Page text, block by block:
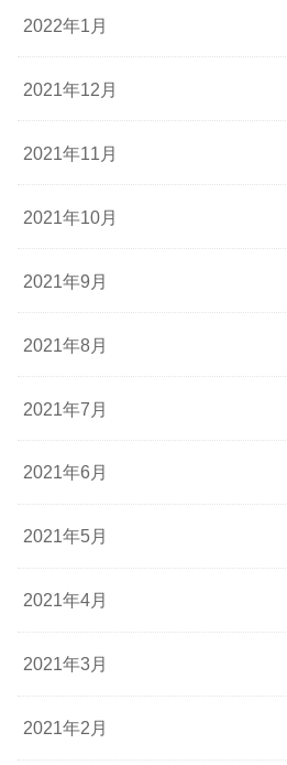
2022年1月
2021年12月
2021年11月
2021年10月
2021年9月
2021年8月
2021年7月
2021年6月
2021年5月
2021年4月
2021年3月
2021年2月